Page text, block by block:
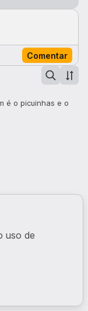
Comentar
é o picuinhas e o
uso de